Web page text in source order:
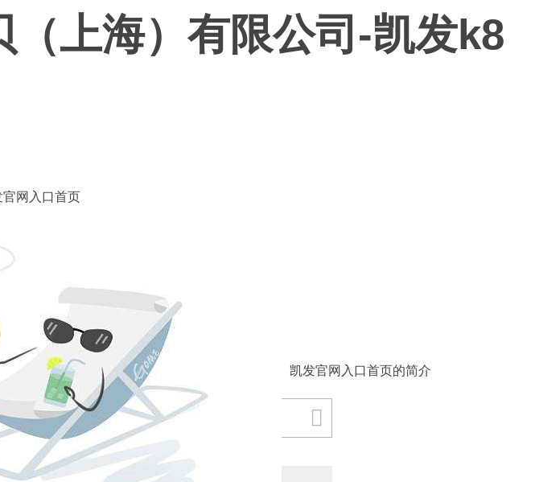
上海）有限公司-凯发k8
网入口首页
凯发官网入口首页的简介
年一个甲
年乃至更长